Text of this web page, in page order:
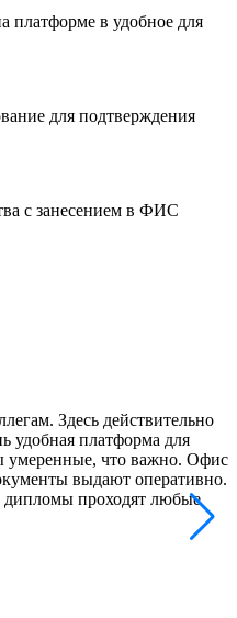
платформе в удобное для
для подтверждения
с занесением в ФИС
Здесь действительно
удобная платформа для
умеренные, что важно. Офис
выдают оперативно.
проходят любые